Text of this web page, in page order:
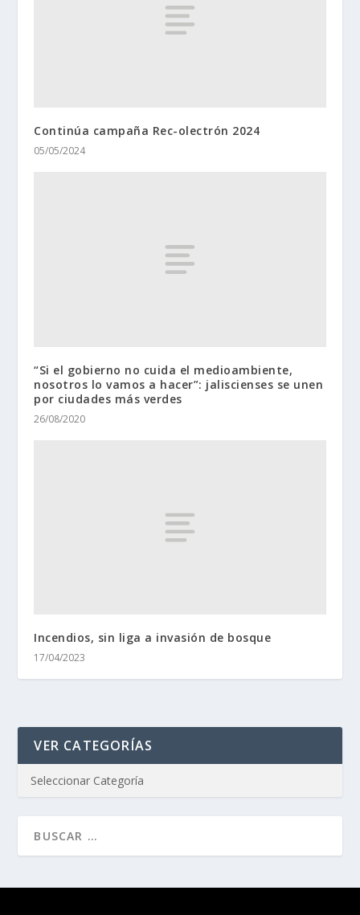
Continúa campaña Rec-olectrón 2024
05/05/2024
“Si el gobierno no cuida el medioambiente,
nosotros lo vamos a hacer”: jaliscienses se unen
por ciudades más verdes
26/08/2020
Incendios, sin liga a invasión de bosque
17/04/2023
VER CATEGORÍAS